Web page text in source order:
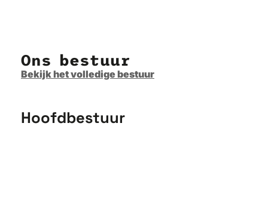
Ons bestuur
Bekijk het volledige bestuur
Hoofdbestuur